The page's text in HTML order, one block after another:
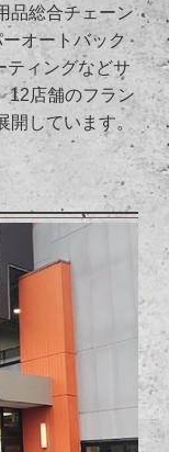
品総合チェーン
オートバック
ティングなどサ
12店舗のフラン
開しています。